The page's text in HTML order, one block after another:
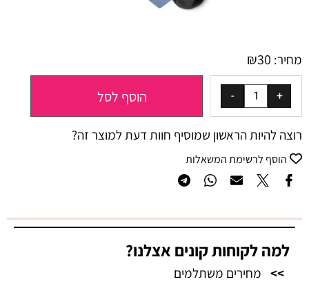
מחיר: ₪30
הוסף לסל
רוצה להיות הראשון שמוסיף חוות דעת למוצר זה?
הוסף לרשימת המשאלות
למה לקוחות קונים אצלנו?
>> מחירים משתלמים